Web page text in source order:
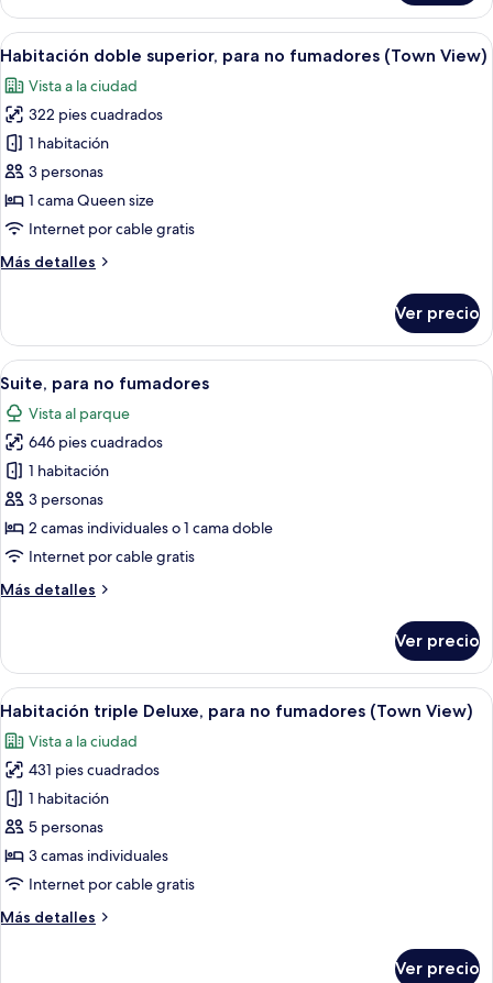
ciudad
(Japanese)
tradicional,
para
no
vista
a
la
ciudad
(Japanese)
Abrir
todas
las
fotos
de
Habitación
doble
superior,
no
View)
Habitación de hotel con una cama
3
Habitación doble superior, para no fumadores (Town View)
Vista a la ciudad
322 pies cuadrados
1 habitación
3 personas
1 cama Queen size
Internet por cable gratis
Más detalles
Más
doble
superior,
para
fumadores
(Town
View)
Ver precio
Abrir
todas
las
fotos
de
Suite,
para
no
fumadores
Smart TV de 43 pulgadas con
2
Suite, para no fumadores
Vista al parque
646 pies cuadrados
1 habitación
3 personas
2 camas individuales o 1 cama doble
Internet por cable gratis
Más detalles
Más
para
no
fumadores
Ver precio
Abrir
todas
las
fotos
de
Habitación
triple
Deluxe,
no
Habitación de hotel con dos camas,
3
Habitación triple Deluxe, para no fumadores (Town View)
Vista a la ciudad
431 pies cuadrados
1 habitación
5 personas
3 camas individuales
Internet por cable gratis
Más detalles
Más
Ver precio